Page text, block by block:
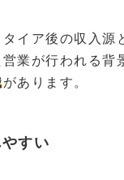
イア後の収入源
業が行われる背
があります。
すい